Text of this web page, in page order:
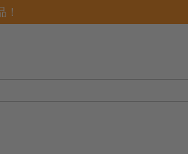
！